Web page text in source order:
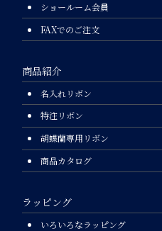
ショールーム会員
FAXでのご注文
商品紹介
名入れリボン
特注リボン
胡蝶蘭専用リボン
商品カタログ
ラッピング
いろいろなラッピング